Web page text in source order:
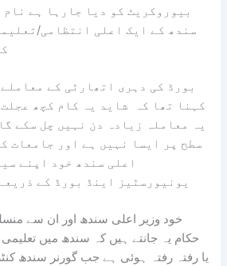
بیوروکریٹ کو دیا جارہا ہے نام
سندھ کے ایک اعلی انتظامی/
بورڈ کی دہری اتھارٹی کے
کہنا تھا کہ شاید یہ کام کچھ
یہ معاملہ زیادہ دن نہیں چل سکے
سطح پر ایسا نہیں ہے اور جامعات
اعلی سندھ خود اپنے
یونیورسٹیز اینڈ بورڈ کے
خود وزیر اعلی سندھ اور ان سے
حکام یہ جانتے ہیں کہ سندھ میں تعلیمی
یا رفتہ رفتہ ہوئی ہے جب گورنر سندھ